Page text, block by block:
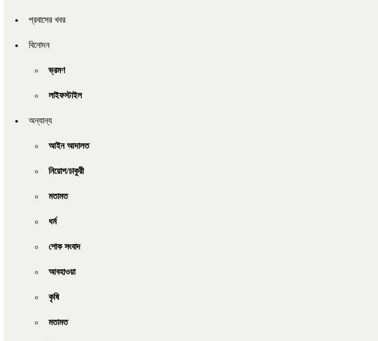
প্রবাসের খবর
বিনোদন
ভ্রমণ
লাইফস্টাইল
অন্যান্য
আইন আদালত
নিয়োগ/চাকুরী
মতামত
ধর্ম
শোক সংবাদ
আবহাওয়া
কৃষি
মতামত